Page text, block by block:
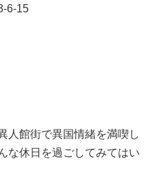
6-15
人館街で異国情緒を満喫し
な休日を過ごしてみてはい